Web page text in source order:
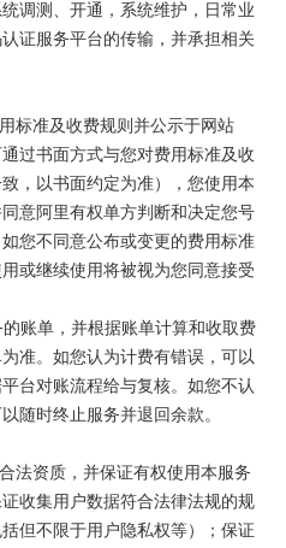
调测、开通，系统维护，日常业
证服务平台的传输，并承担相关
标准及收费规则并公示于网站
过书面方式与您对费用标准及收
，以书面约定为准），您使用本
意阿里有权单方判断和决定您号
您不同意公布或变更的费用标准
或继续使用将被视为您同意接受
账单，并根据账单计算和收取费
准。如您认为计费有错误，可以
台对账流程给与复核。如您不认
随时终止服务并退回余款。
资质，并保证有权使用本服务
收集用户数据符合法律法规的规
但不限于用户隐私权等）；保证